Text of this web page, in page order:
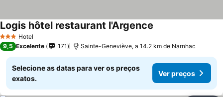
3 EstrelasHotel
Logis hôtel restaurant l'Argence
9,5 Excelente 171 Sainte-Geneviève, a 14.2 km de Narnhac
Selecione as datas para ver os preços
exatos.
Ver preços